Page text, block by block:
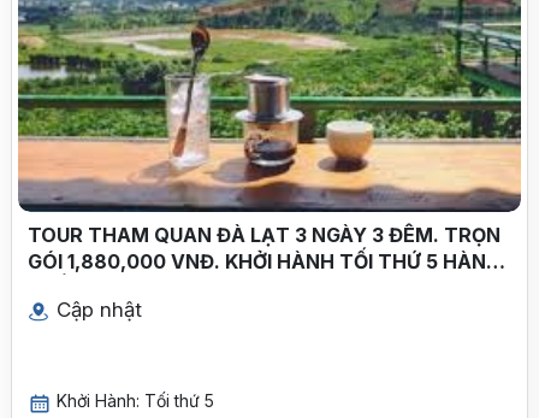
TOUR THAM QUAN ĐÀ LẠT 3 NGÀY 3 ĐÊM. TRỌN
GÓI 1,880,000 VNĐ. KHỞI HÀNH TỐI THỨ 5 HÀNG
Cập nhật
Khởi Hành: Tối thứ 5